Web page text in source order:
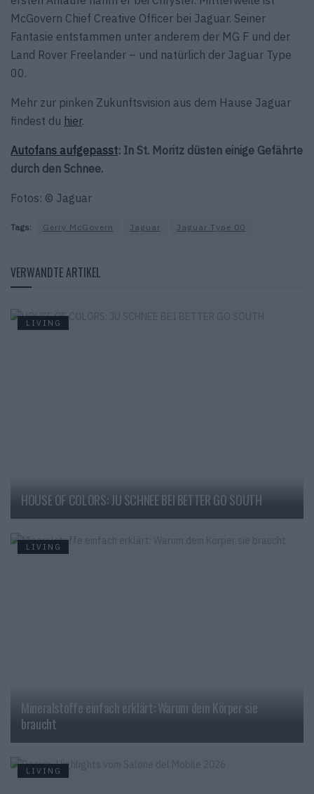
McGovern Chief Creative Officer bei Jaguar. Seiner
Fantasie entstammen unter anderem der MG F und der
Land Rover Freelander – und natürlich der Jaguar Type
00.
Mehr zur pinken Zukunftsvision aus dem Hause Jaguar
findest du hier.
Autofans aufgepasst: In St. Moritz düsten einige Gefährte
durch den Schnee.
Fotos: © Jaguar
Tags: Gerry McGovern Jaguar Jaguar Type 00
VERWANDTE ARTIKEL
LIVING
HOUSE OF COLORS: JU SCHNEE BEI BETTER GO SOUTH
LIVING
Mineralstoffe einfach erklärt: Warum dein Körper sie
braucht
LIVING